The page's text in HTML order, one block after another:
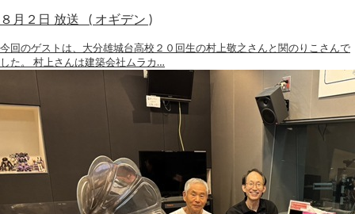
８月２日 放送 ( オギデン )
今回のゲストは、大分雄城台高校２０回生の村上敬之さんと関のりこさんで
した。 村上さんは建築会社ムラカ…